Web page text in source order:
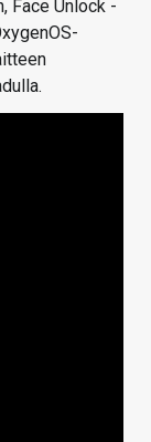
Face Unlock -